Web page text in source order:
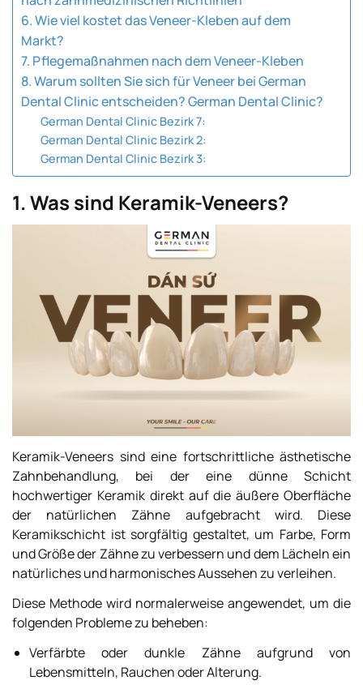
6. Wie viel kostet das Veneer-Kleben auf dem
Markt?
7. Pflegemaßnahmen nach dem Veneer-Kleben
8. Warum sollten Sie sich für Veneer bei German
Dental Clinic entscheiden? German Dental Clinic?
German Dental Clinic Bezirk 7:
German Dental Clinic Bezirk 2:
German Dental Clinic Bezirk 3:
1. Was sind Keramik-Veneers?
Keramik-Veneers sind eine fortschrittliche ästhetische
Zahnbehandlung, bei der eine dünne Schicht
hochwertiger Keramik direkt auf die äußere Oberfläche
der natürlichen Zähne aufgebracht wird. Diese
Keramikschicht ist sorgfältig gestaltet, um Farbe, Form
und Größe der Zähne zu verbessern und dem Lächeln ein
natürliches und harmonisches Aussehen zu verleihen.
Diese Methode wird normalerweise angewendet, um die
folgenden Probleme zu beheben:
Verfärbte oder dunkle Zähne aufgrund von
Lebensmitteln, Rauchen oder Alterung.